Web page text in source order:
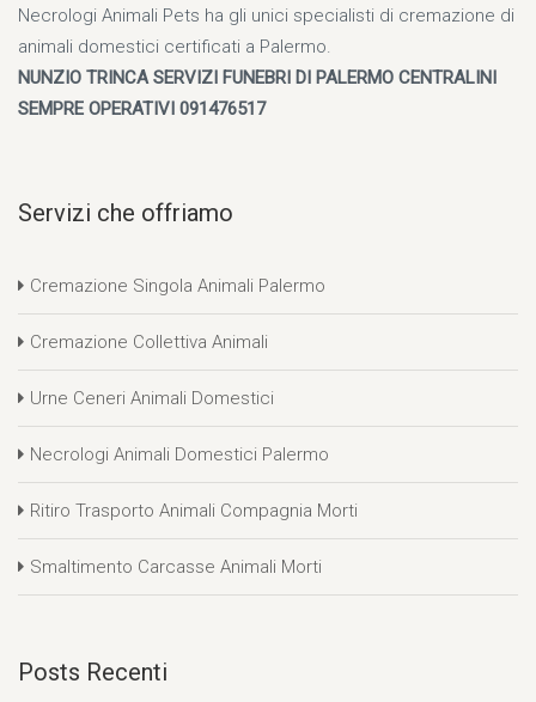
Necrologi Animali Pets ha gli unici specialisti di cremazione di
animali domestici certificati a Palermo.
NUNZIO TRINCA SERVIZI FUNEBRI DI PALERMO CENTRALINI
SEMPRE OPERATIVI 091476517
Servizi che offriamo
Cremazione Singola Animali Palermo
Cremazione Collettiva Animali
Urne Ceneri Animali Domestici
Necrologi Animali Domestici Palermo
Ritiro Trasporto Animali Compagnia Morti
Smaltimento Carcasse Animali Morti
Posts Recenti